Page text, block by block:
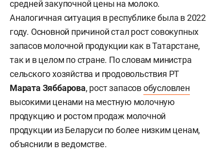
средней закупочной цены на молоко.
Аналогичная ситуация в республике была в 2022
году. Основной причиной стал рост совокупных
запасов молочной продукции как в Татарстане,
так и в целом по стране. По словам министра
сельского хозяйства и продовольствия РТ
Марата Зяббарова, рост запасовобусловлен
высокими ценами на местную молочную
продукцию и ростом продаж молочной
продукции из Беларуси по более низким ценам,
объяснили в ведомстве.